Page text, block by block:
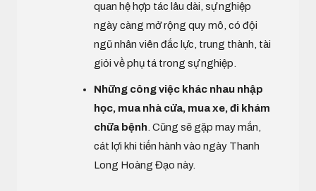
quan hệ hợp tác lâu dài, sự nghiệp
ngày càng mở rộng quy mô, có đội
ngũ nhân viên đắc lực, trung thành, tài
giỏi về phụ tá trong sự nghiệp.
Những công việc khác nhau nhập
học, mua nhà cửa, mua xe, đi khám
chữa bệnh . Cũng sẽ gặp may mắn,
cát lợi khi tiến hành vào ngày Thanh
Long Hoàng Đạo này.